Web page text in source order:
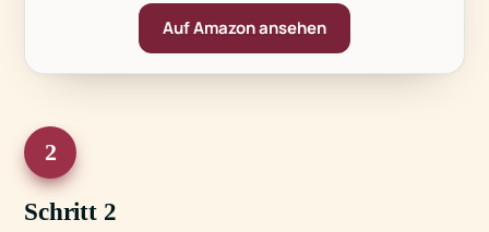
Auf Amazon ansehen
2
Schritt 2